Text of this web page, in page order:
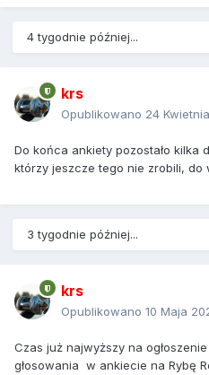
4 tygodnie później...
krs
Opublikowano 24
Do końca ankiety pozostało kilka
którzy jeszcze tego nie zrobili, do
3 tygodnie później...
krs
Opublikowano 10 Maja
Czas już najwyższy na
głosowania w ankiecie na Rybę